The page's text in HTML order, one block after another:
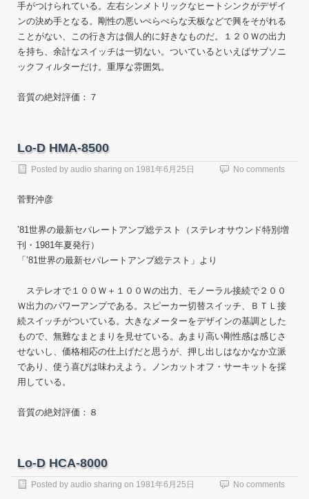
手がつけられている。左右シンメトリックなヒートシンクがデザイ
ンの決め手となる。剛性の悪いぺらぺらな天板などで興をそがれる
ことがない、この行き方は個人的に好きなものだ。１２０Ｗの出力
を持ち、余計なスイッチは一切ない。ついているといえばサブソニ
ックフィルターだけ。重厚な雰囲気。
音質の絶対評価：７
Lo-D HMA-8500
Posted by audio sharing on 1981年6月25日 No comments
菅野沖彦
’81世界の最新セパレートアンプ総テスト（ステレオサウンド特別増
刊・1981年夏発行）
「’81世界の最新セパレートアンプ総テスト」より
ステレオで１００Ｗ＋１００Ｗの出力、モノーラル接続で２００
Ｗ出力のパワーアンプである。スピーカー切替スイッチ、ＢＴＬ接
続スイッチがついている。大きなメーターをデザインの基調とした
もので、無難なまとまりを見せている。あまり高い剛性感は感じさ
せないし、価格相応の仕上げだと思うが、押し出しはなかなか立派
であり、使う喜びは味わえよう。ノンカットオフ・サーキットを採
用している。
音質の絶対評価：８
Lo-D HCA-8000
Posted by audio sharing on 1981年6月25日 No comments